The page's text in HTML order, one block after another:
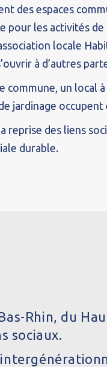
des espaces
pour les activités de
locale
à d’autres
commune, un local
jardinage
des liens
durable.
Rhin, du
sociaux.